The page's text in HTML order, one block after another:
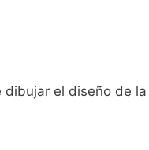
dibujar el diseño de la